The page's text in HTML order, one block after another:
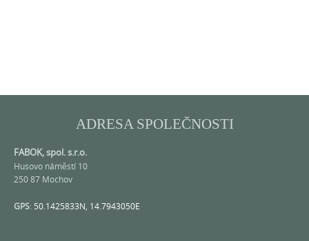
ADRESA SPOLEČNOSTI
FABOK, spol. s.r.o.
Husovo náměstí 10
250 87 Mochov
GPS: 50.1425833N, 14.7943050E